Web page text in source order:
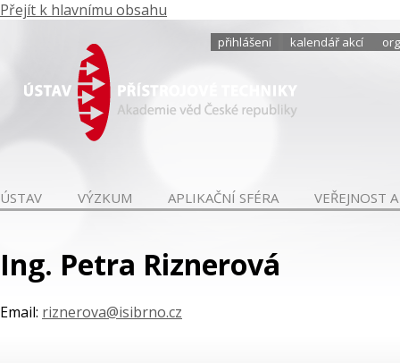
Přejít k hlavnímu obsahu
přihlášení kalendář akcí
ÚSTAV VÝZKUM APLIKAČNÍ SFÉRA VEŘEJNOST
Ing. Petra Riznerová
Email: riznerova@isibrno.cz